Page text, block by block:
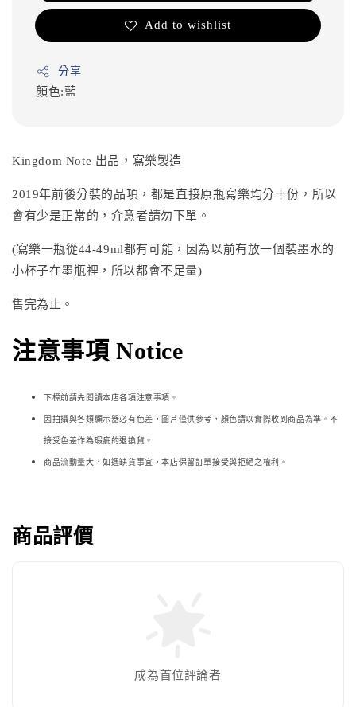
Add to wishlist
分享
顏色:藍
Kingdom Note 出品，寫樂製造
2019年前後分裝的品項，都是直接原瓶寫樂均分十份，所以
會有少是正常的，介意者請勿下單。
(寫樂一瓶從44-49ml都有可能，因為以前有放一個裝墨水的
小杯子在墨瓶裡，所以都會不足量)
售完為止。
注意事項 Notice
下標前請先閱讀本店各項注意事項。
因拍攝與各類顯示器必有色差，圖片僅供參考，顏色請以實際收到商品為準。不
接受色差作為瑕疵的退換貨。
商品流動量大，如遇缺貨事宜，本店保留訂單接受與拒絕之權利。
商品評價
成為首位評論者